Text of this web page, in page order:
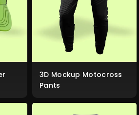
3D Mockup Motocross
Pants